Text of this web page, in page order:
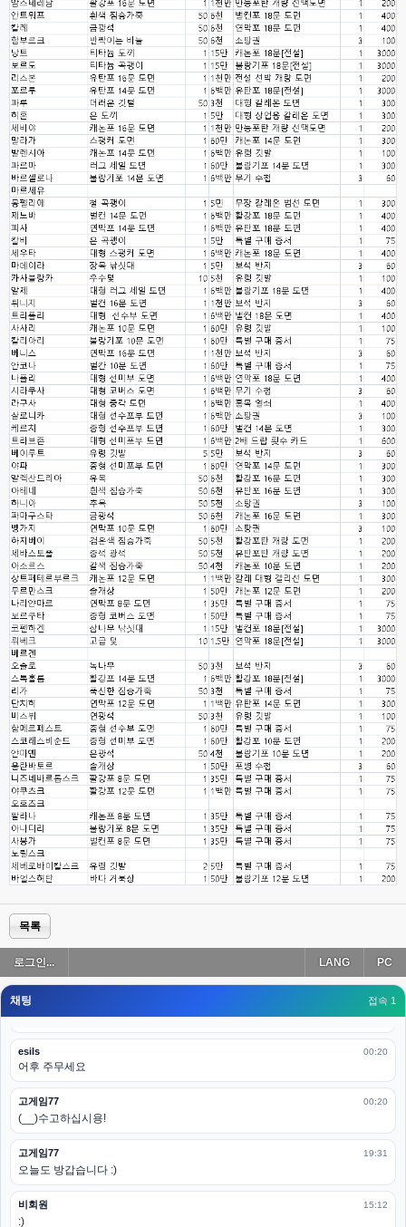
목록
로그인... PC
LANG
채팅 접속 1
고게임77 00:12
8버전 공유하시는 분이 계셨는데
esils 00:12
전 아녀요
고게임77 00:13
솔찍히 아직도 라이믹스보다 xe가 정이 더가긴합니다 ㅠ
esils 00:13
솔직히 적응이 xe1이다보니깐 라이믹스는 비슷하면서 틀리니 적응이 안되요
ㅋ
esils 00:14
그렇다고 코어랑 모듈 전부 마개조해버릴려니 난중 또 공식버전 올라오면 답
없을꺼같아서 ;;
esils 00:15
이제 정상동작이겟지 !
고게임77 00:15
오 정상 이네요!
비회원 00:16
ㅇ
esils 00:16
채팅치믄 바로 반영 정상 ㅋ
고게임77 00:17
접속자는 ip당 1명인가 보네요. 다른 브로우저로 접속해도 3명인거보면
esils 00:17
음
esils 00:18
폰으로 접속해보니 3이 되는데
esils
나가도 3이네 하핫 ...
고게임77 00:18
ㅋㅋㅋㅋㅋㅋㅋㅋ
esils 00:19
이게 db 접속자수로 잡는형태로 해서 그런가 ;;
고게임77
밑에 일반웹게임이 더있었네요
esils
아 이제 2로 돌아왔군요
esils 00:19
다 펼쳐두면 너무길어서 ..
esils 00:19
모바일로 보는데도 좀 불편하더라구요
고게임77 00:19
아 ㅋㅋ 내일도 심심하면 들리겠습니다. 벌써 12시가 넘었었네요
esils 00:20
어후 주무세요
고게임77 00:20
(__)수고하십시용!
고게임77 19:31
오늘도 방갑습니다 :)
비회원 15:12
:)